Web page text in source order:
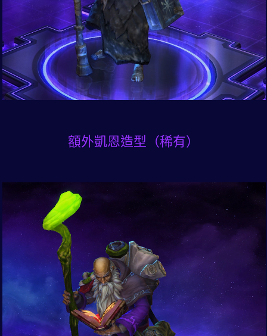
額外凱恩造型（稀有）